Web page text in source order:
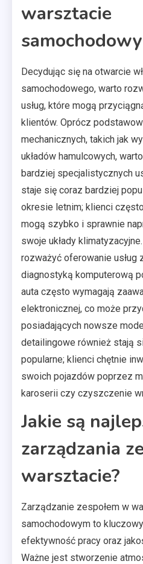
warsztacie
Decydując się na otwarcie
samochodowego, warto
usług, które mogą
klientów. Oprócz
mechanicznych, takich jak
układów hamulcowych,
bardziej specjalistycznych
staje się coraz bardziej
okresie letnim; klienci
mogą szybko i sprawnie
swoje układy
rozważyć oferowanie usług
diagnostyką komputerową
auta często wymagają
elektronicznej, co może
posiadających nowsze
detailingowe również stają
popularne; klienci chętnie
swoich pojazdów poprzez
karoserii czy czyszczenie
Jakie są
zarządzania
warsztacie?
Zarządzanie zespołem w
samochodowym to
efektywność pracy oraz
Ważne jest stworzenie